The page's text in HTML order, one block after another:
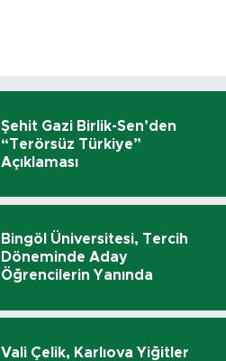
Şehit Gazi Birlik-Sen’den
“Terörsüz Türkiye”
Açıklaması
Bingöl Üniversitesi, Tercih
Döneminde Aday
Öğrencilerin Yanında
Vali Çelik, Karlıova Yiğitler